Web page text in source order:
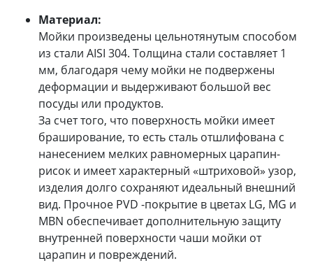
Материал:
Мойки произведены цельнотянутым способом
из стали AISI 304. Толщина стали составляет 1
мм, благодаря чему мойки не подвержены
деформации и выдерживают большой вес
посуды или продуктов.
За счет того, что поверхность мойки имеет
браширование, то есть сталь отшлифована с
нанесением мелких равномерных царапин-
рисок и имеет характерный «штриховой» узор,
изделия долго сохраняют идеальный внешний
вид. Прочное PVD -покрытие в цветах LG, MG и
MBN обеспечивает дополнительную защиту
внутренней поверхности чаши мойки от
царапин и повреждений.